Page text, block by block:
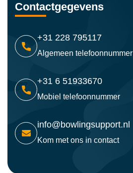
Contactgegevens
+31 228 795117
Algemeen telefoonnummer
+31 6 51933670
Mobiel telefoonnummer
info@bowlingsupport.nl
Kom met ons in contact